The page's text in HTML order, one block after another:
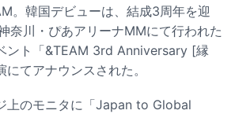
。韓国デビューは、結成3周年を迎
奈川・ぴあアリーナMMにて行われた
ント「&TEAM 3rd Anniversary [縁
てアナウンスされた。
上のモニタに「Japan to Global